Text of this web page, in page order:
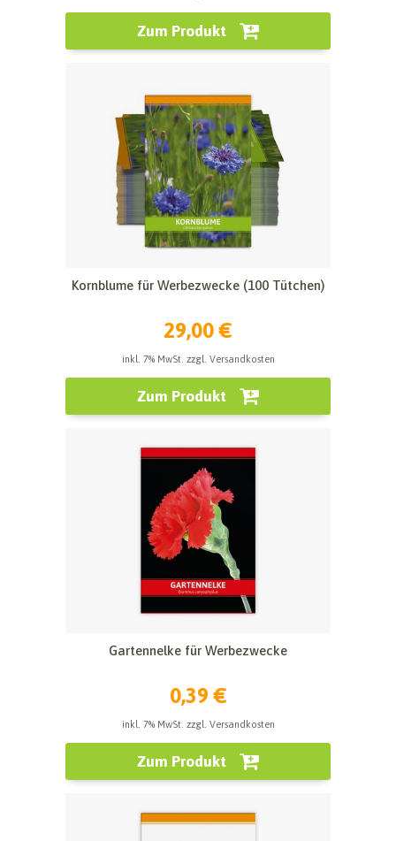
Zum Produkt
Kornblume für Werbezwecke (100 Tütchen)
29,00 €
inkl. 7% MwSt. zzgl. Versandkosten
Zum Produkt
Gartennelke für Werbezwecke
0,39 €
inkl. 7% MwSt. zzgl. Versandkosten
Zum Produkt